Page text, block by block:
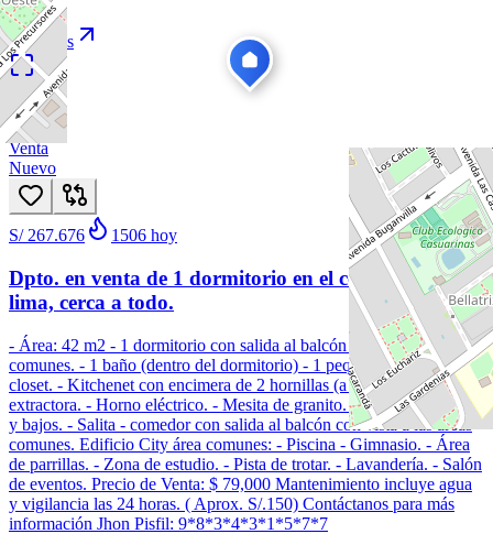
Ver todas
1/10
Venta
Nuevo
S/ 267.676 1506 hoy
Dpto. en venta de 1 dormitorio en el corazón de
lima, cerca a todo.
- Área: 42 m2 - 1 dormitorio con salida al balcón vista a las área
comunes. - 1 baño (dentro del dormitorio) - 1 pequeño walking
closet. - Kitchenet con encimera de 2 hornillas (a gas). - Campana
extractora. - Horno eléctrico. - Mesita de granito. - Reposteros altos
y bajos. - Salita - comedor con salida al balcón con vista a las áreas
comunes. Edificio City área comunes: - Piscina - Gimnasio. - Área
de parrillas. - Zona de estudio. - Pista de trotar. - Lavandería. - Salón
de eventos. Precio de Venta: $ 79,000 Mantenimiento incluye agua
y vigilancia las 24 horas. ( Aprox. S/.150) Contáctanos para más
información Jhon Pisfil: 9*8*3*4*3*1*5*7*7